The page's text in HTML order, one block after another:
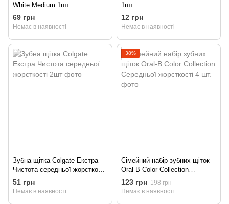
White Medium 1шт
69 грн
Немає в наявності
1шт
12 грн
Немає в наявності
Зубна щітка Colgate Екстра
Чистота середньої жорсткості
2шт
51 грн
Немає в наявності
38%
Сімейний набір зубних щіток
Oral-B Color Collection
Середньої жорсткості 4 шт.
123 грн 198 грн
Немає в наявності